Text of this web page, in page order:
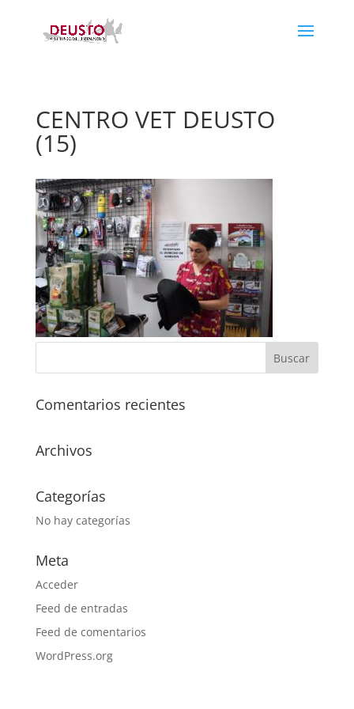
CENTRO VET DEUSTO
(15)
Comentarios recientes
Archivos
Categorías
No hay categorías
Meta
Acceder
Feed de entradas
Feed de comentarios
WordPress.org